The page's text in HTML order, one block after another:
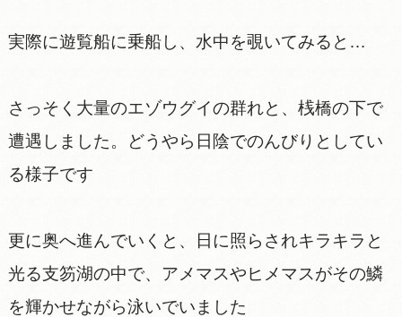
実際に遊覧船に乗船し、水中を覗いてみると…
さっそく大量のエゾウグイの群れと、桟橋の下で
遭遇しました。どうやら日陰でのんびりとしてい
る様子です
更に奥へ進んでいくと、日に照らされキラキラと
光る支笏湖の中で、アメマスやヒメマスがその鱗
を輝かせながら泳いでいました